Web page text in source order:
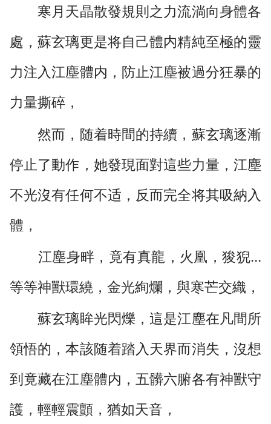
寒月天晶散發規則之力流淌向身體各
處，蘇玄璃更是将自己體内精純至極的靈
力注入江塵體内，防止江塵被過分狂暴的
力量撕碎，
然而，随着時間的持續，蘇玄璃逐漸
停止了動作，她發現面對這些力量，江塵
不光沒有任何不适，反而完全将其吸納入
體，
江塵身畔，竟有真龍，火凰，狻猊...
等等神獸環繞，金光絢爛，與寒芒交織，
蘇玄璃眸光閃爍，這是江塵在凡間所
領悟的，本該随着踏入天界而消失，沒想
到竟藏在江塵體内，五髒六腑各有神獸守
護，輕輕震顫，猶如天音，